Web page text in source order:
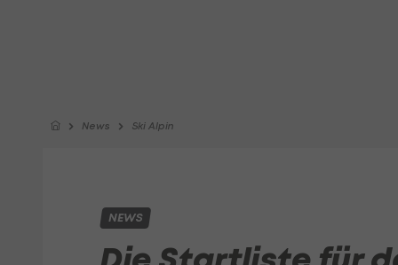
News Ski Alpin
NEWS